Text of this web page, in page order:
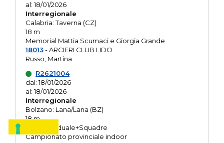
al: 18/01/2026
Interregionale
Calabria: Taverna (CZ)
18 m
Memorial Mattia Scumaci e Giorgia Grande
18013- ARCIERI CLUB LIDO
Russo, Martina
R2621004
dal: 18/01/2026
al: 18/01/2026
Interregionale
Bolzano: Lana/Lana (BZ)
18 m
O.R. Individuale+Squadre
Campionato provinciale indoor